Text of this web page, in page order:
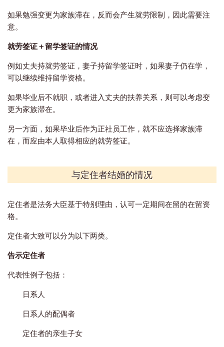
如果勉强变更为家族滞在，反而会产生就劳限制，因此需要注
意。
就劳签证＋留学签证的情况
例如丈夫持就劳签证，妻子持留学签证时，如果妻子仍在学，
可以继续维持留学资格。
如果毕业后不就职，或者进入丈夫的扶养关系，则可以考虑变
更为家族滞在。
另一方面，如果毕业后作为正社员工作，就不应选择家族滞
在，而应由本人取得相应的就劳签证。
与定住者结婚的情况
定住者是法务大臣基于特别理由，认可一定期间在留的在留资
格。
定住者大致可以分为以下两类。
告示定住者
代表性例子包括：
日系人
日系人的配偶者
定住者的亲生子女